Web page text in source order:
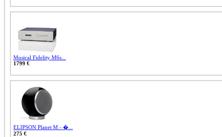
Musical Fidelity M6s...
1799 €
ELIPSON Planet M - �...
275 €